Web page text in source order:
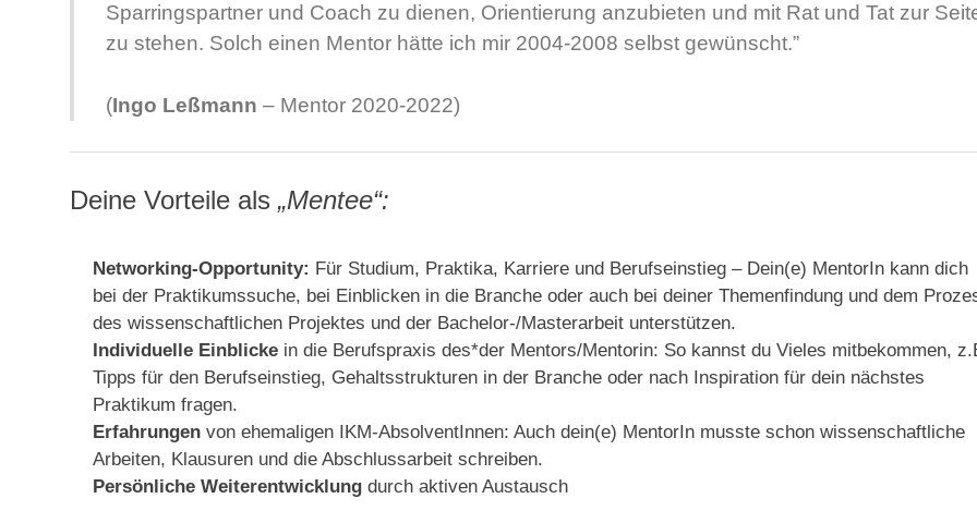
Sparringspartner und Coach zu dienen, Orientierung anzubieten und mit Rat und Tat zur
zu stehen. Solch einen Mentor hätte ich mir 2004-2008 selbst gewünscht.”
(Ingo Leßmann – Mentor 2020-2022)
Deine Vorteile als „Mentee“:
Networking-Opportunity: Für Studium, Praktika, Karriere und Berufseinstieg – Dein(e) MentorIn kann dich
bei der Praktikumssuche, bei Einblicken in die Branche oder auch bei deiner Themenfindung und dem
des wissenschaftlichen Projektes und der Bachelor-/Masterarbeit unterstützen.
Individuelle Einblicke in die Berufspraxis des*der Mentors/Mentorin: So kannst du Vieles mitbekommen,
Tipps für den Berufseinstieg, Gehaltsstrukturen in der Branche oder nach Inspiration für dein nächstes
Praktikum fragen.
Erfahrungen von ehemaligen IKM-AbsolventInnen: Auch dein(e) MentorIn musste schon wissenschaftliche
Arbeiten, Klausuren und die Abschlussarbeit schreiben.
Persönliche Weiterentwicklung durch aktiven Austausch